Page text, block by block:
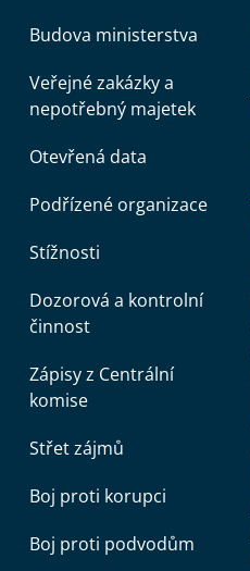
Budova ministerstva
Veřejné zakázky a
nepotřebný majetek
Otevřená data
Podřízené organizace
Stížnosti
Dozorová a kontrolní
činnost
Zápisy z Centrální
komise
Střet zájmů
Boj proti korupci
Boj proti podvodům